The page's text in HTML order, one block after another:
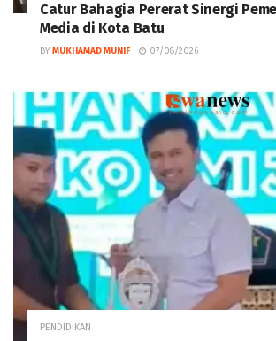
Catur Bahagia Pererat Sinergi
Media di Kota Batu
BY MUKHAMAD MUNIF 07/08/2026
PENDIDIKAN